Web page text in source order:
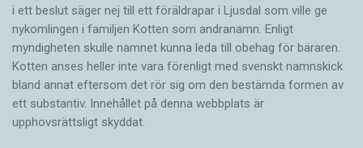
i ett beslut säger nej till ett föräldra­par i Ljusdal som ville ge
nykomlingen i familjen Kotten som andranamn. Enligt
myndigheten skulle namnet kunna leda till obehag för bäraren.
Kotten anses heller inte vara förenligt med svenskt namnskick
bland annat eftersom det rör sig om den bestämda formen av
ett substantiv. Innehållet på denna webbplats är
upphovsrättsligt skyddat.